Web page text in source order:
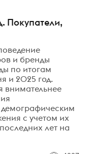
Покупатели,
и бренды
по итогам
и 2025 год.
с учетом их
лет на